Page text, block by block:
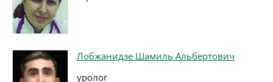
Лобжанидзе Шамиль Альбертович
уролог